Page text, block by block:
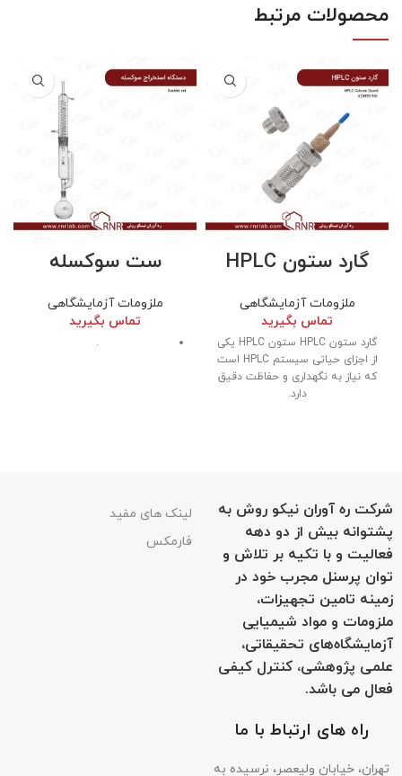
محصولات مرتبط
گارد ستون HPLC
ملزومات آزمایشگاهی
تماس بگیرید
گارد ستون HPLC ستون HPLC یکی
از اجزای حیاتی سیستم HPLC است
که نیاز به نگهداری و حفاظت دقیق
دارد.
ست سوکسله
ملزومات آزمایشگاهی
تماس بگیرید
.
شرکت ره آوران نیکو روش به
پشتوانه بیش از دو دهه
فعالیت و با تکیه بر تلاش و
توان پرسنل مجرب خود در
زمینه تامین تجهیزات،
ملزومات و مواد شیمیایی
آزمایشگاه‌های تحقیقاتی،
علمی پژوهشی، کنترل کیفی
فعال می باشد.
لینک های مفید
فارمکس
راه های ارتباط با ما
تهران، خیابان ولیعصر، نرسیده به